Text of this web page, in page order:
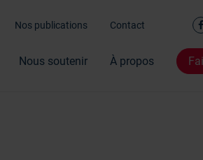
Nos publications Contact
Nous soutenir À propos